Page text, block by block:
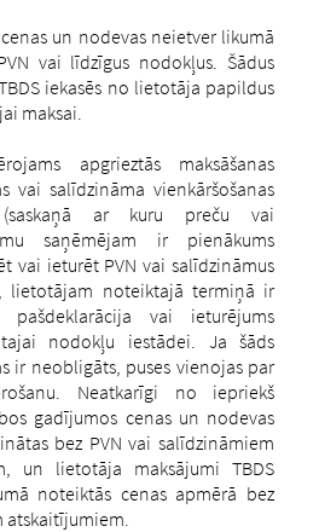
un nodevas neietver likumā
vai līdzīgus nodokļus. Šādus
iekasēs no lietotāja papildus
maksai.
apgrieztās maksāšanas
vai salīdzināma vienkāršošanas
ar kuru preču vai
saņēmējam ir pienākums
vai ieturēt PVN vai salīdzināmus
lietotājam noteiktajā termiņā ir
pašdeklarācija vai ieturējums
nodokļu iestādei. Ja šāds
ir neobligāts, puses vienojas par
Neatkarīgi no iepriekš
gadījumos cenas un nodevas
bez PVN vai salīdzināmiem
un lietotāja maksājumi TBDS
noteiktās cenas apmērā bez
atskaitījumiem.